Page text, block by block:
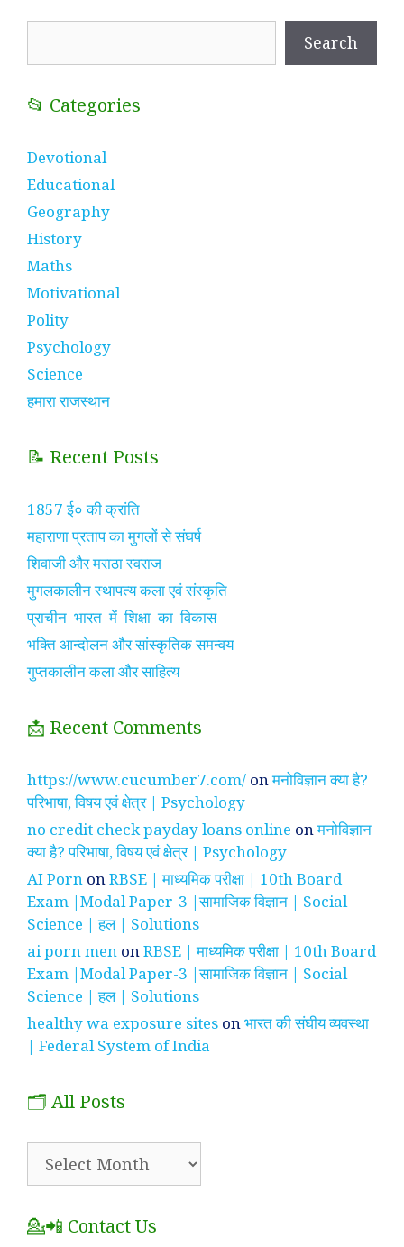
Search
📂 Categories
Devotional
Educational
Geography
History
Maths
Motivational
Polity
Psychology
Science
हमारा राजस्थान
📝 Recent Posts
1857 ई० की क्रांति
महाराणा प्रताप का मुगलों से संघर्ष
शिवाजी और मराठा स्वराज
मुगलकालीन स्थापत्य कला एवं संस्कृति
प्राचीन भारत में शिक्षा का विकास
भक्ति आन्दोलन और सांस्कृतिक समन्वय
गुप्तकालीन कला और साहित्य
📩 Recent Comments
https://www.cucumber7.com/ onमनोविज्ञान क्या है?
परिभाषा, विषय एवं क्षेत्र | Psychology
no credit check payday loans online onमनोविज्ञान
क्या है? परिभाषा, विषय एवं क्षेत्र | Psychology
AI Porn onRBSE | माध्यमिक परीक्षा | 10th Board
Exam |Modal Paper-3 |सामाजिक विज्ञान | Social
Science | हल | Solutions
ai porn men onRBSE | माध्यमिक परीक्षा | 10th Board
Exam |Modal Paper-3 |सामाजिक विज्ञान | Social
Science | हल | Solutions
healthy wa exposure sites onभारत की संघीय व्यवस्था
| Federal System of India
🗂️ All Posts
💁📲 Contact Us